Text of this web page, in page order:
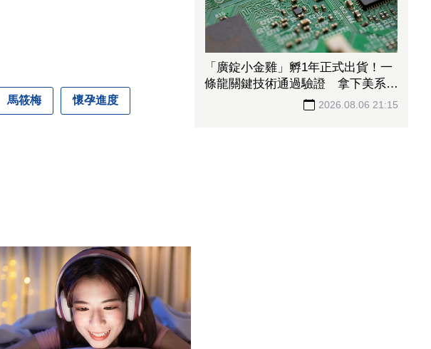
馬筱梅 懷孕進度
「廣錠小金雞」孵1年正式出貨！一
條龍關鍵技術通過驗證 拿下美系網
2026.08.06 21:15